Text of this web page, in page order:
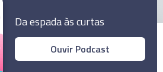
© 2026 Empresa Diário de Notícias, Lda.
Da espada às curtas
Ouvir Podcast